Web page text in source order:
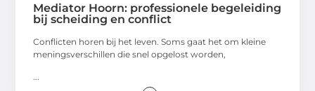
Mediator Hoorn: professionele begeleiding
bij scheiding en conflict
Conflicten horen bij het leven. Soms gaat het om kleine
meningsverschillen die snel opgelost worden,